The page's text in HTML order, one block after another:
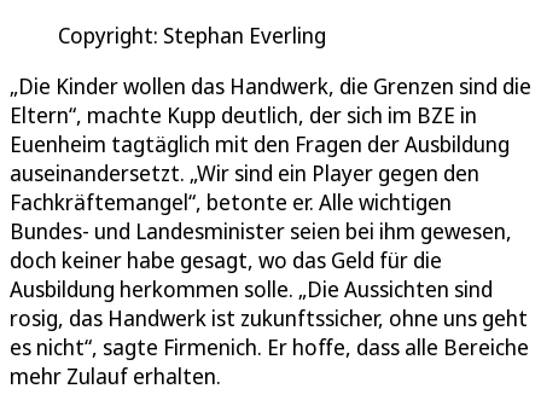
Copyright: Stephan Everling
„Die Kinder wollen das Handwerk, die Grenzen sind die
Eltern“, machte Kupp deutlich, der sich im BZE in
Euenheim tagtäglich mit den Fragen der Ausbildung
auseinandersetzt. „Wir sind ein Player gegen den
Fachkräftemangel“, betonte er. Alle wichtigen
Bundes- und Landesminister seien bei ihm gewesen,
doch keiner habe gesagt, wo das Geld für die
Ausbildung herkommen solle. „Die Aussichten sind
rosig, das Handwerk ist zukunftssicher, ohne uns geht
es nicht“, sagte Firmenich. Er hoffe, dass alle Bereiche
mehr Zulauf erhalten.